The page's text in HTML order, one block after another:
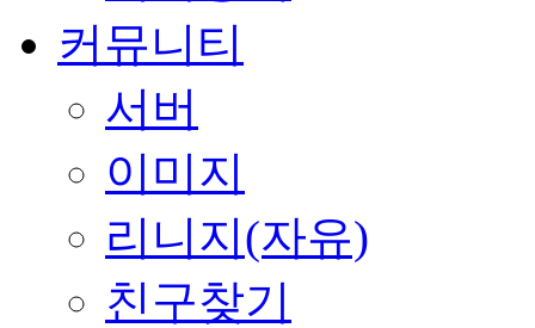
커뮤니티
서버
이미지
리니지(자유)
친구찾기